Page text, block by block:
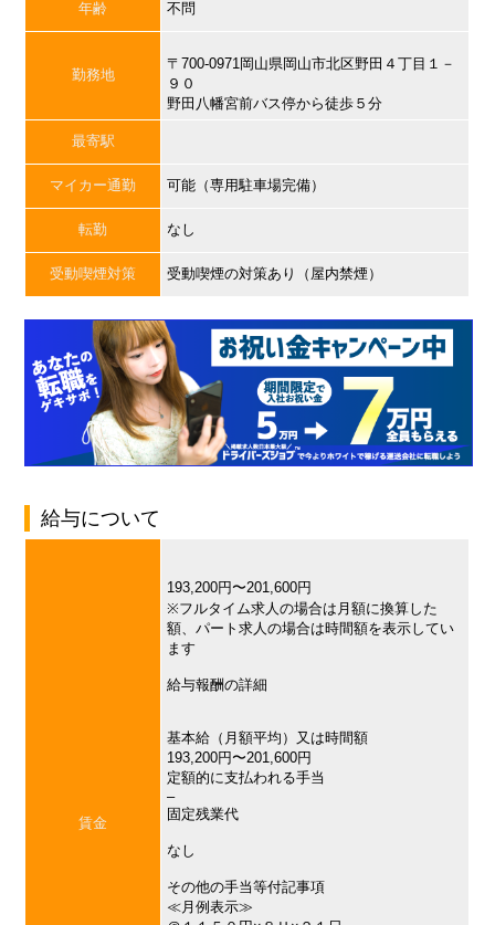
年齢 不問
勤務地
〒700-0971岡山県岡山市北区野田４丁目１－
９０
野田八幡宮前バス停から徒歩５分
最寄駅
マイカー通勤 可能（専用駐車場完備）
転勤 なし
受動喫煙対策 受動喫煙の対策あり（屋内禁煙）
給与について
賃金
193,200円〜201,600円
※フルタイム求人の場合は月額に換算した
額、パート求人の場合は時間額を表示してい
ます
給与報酬の詳細
基本給（月額平均）又は時間額
193,200円〜201,600円
定額的に支払われる手当
–
固定残業代
なし
その他の手当等付記事項
≪月例表示≫